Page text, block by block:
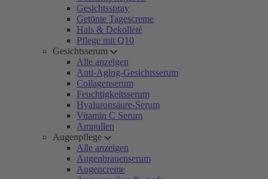
Gesichtsspray
Getönte Tagescreme
Hals & Dekolleté
Pflege mit Q10
Gesichtsserum
Alle anzeigen
Anti-Aging-Gesichtsserum
Collagenserum
Feuchtigkeitsserum
Hyaluronsäure-Serum
Vitamin C Serum
Ampullen
Augenpflege
Alle anzeigen
Augenbrauenserum
Augencreme